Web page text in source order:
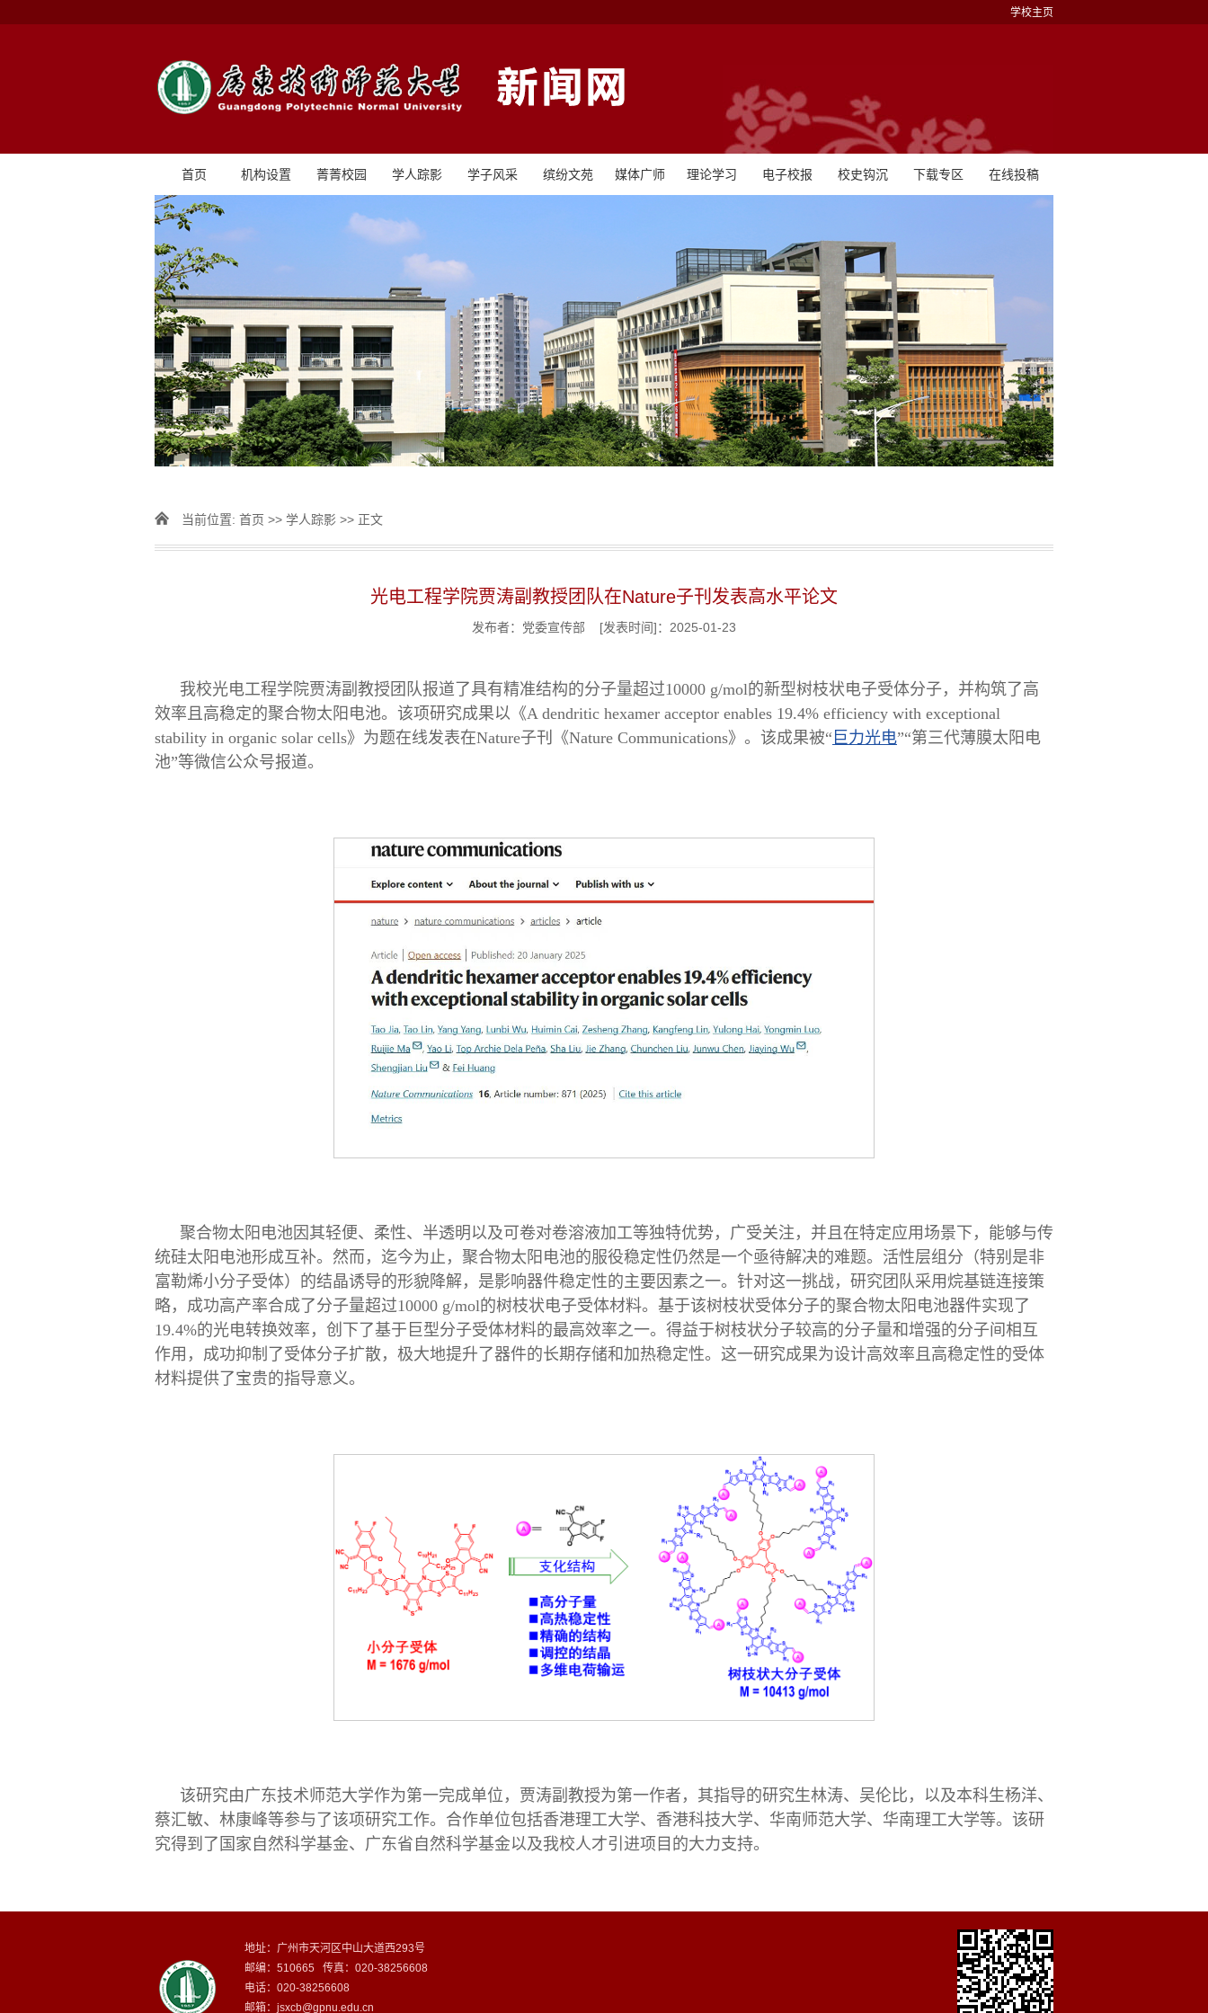
学校主页
首页 机构设置 菁菁校园 学人踪影 学子风采 缤纷文苑 媒体广师 理论学习 电子校报 校史钩沉 下载专区 在线投稿
当前位置: 首页 >> 学人踪影 >> 正文
光电工程学院贾涛副教授团队在Nature子刊发表高水平论文
发布者：党委宣传部 [发表时间]：2025-01-23
我校光电工程学院贾涛副教授团队报道了具有精准结构的分子量超过10000 g/mol的新型树枝状电子受体分子，并构筑了高
效率且高稳定的聚合物太阳电池。该项研究成果以《A dendritic hexamer acceptor enables 19.4% efficiency with exceptional
stability in organic solar cells》为题在线发表在Nature子刊《Nature Communications》。该成果被“ 巨力光电”“第三代薄膜太阳电
池”等微信公众号报道。
聚合物太阳电池因其轻便、柔性、半透明以及可卷对卷溶液加工等独特优势，广受关注，并且在特定应用场景下，能够与传
统硅太阳电池形成互补。然而，迄今为止，聚合物太阳电池的服役稳定性仍然是一个亟待解决的难题。活性层组分（特别是非
富勒烯小分子受体）的结晶诱导的形貌降解，是影响器件稳定性的主要因素之一。针对这一挑战，研究团队采用烷基链连接策
略，成功高产率合成了分子量超过10000 g/mol的树枝状电子受体材料。基于该树枝状受体分子的聚合物太阳电池器件实现了
19.4%的光电转换效率，创下了基于巨型分子受体材料的最高效率之一。得益于树枝状分子较高的分子量和增强的分子间相互
作用，成功抑制了受体分子扩散，极大地提升了器件的长期存储和加热稳定性。这一研究成果为设计高效率且高稳定性的受体
材料提供了宝贵的指导意义。
该研究由广东技术师范大学作为第一完成单位，贾涛副教授为第一作者，其指导的研究生林涛、吴伦比，以及本科生杨洋、
蔡汇敏、林康峰等参与了该项研究工作。合作单位包括香港理工大学、香港科技大学、华南师范大学、华南理工大学等。该研
究得到了国家自然科学基金、广东省自然科学基金以及我校人才引进项目的大力支持。
地址：广州市天河区中山大道西293号
邮编：510665 传真：020-38256608
电话：020-38256608
邮箱： jsxcb@gpnu.edu.cn